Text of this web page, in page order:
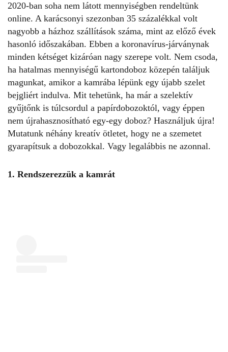
2020-ban soha nem látott mennyiségben rendeltünk
online. A karácsonyi szezonban 35 százalékkal volt
nagyobb a házhoz szállítások száma, mint az előző évek
hasonló időszakában. Ebben a koronavírus-járványnak
minden kétséget kizáróan nagy szerepe volt. Nem csoda,
ha hatalmas mennyiségű kartondoboz közepén találjuk
magunkat, amikor a kamrába lépünk egy újabb szelet
bejgliért indulva. Mit tehetünk, ha már a szelektív
gyűjtőnk is túlcsordul a papírdobozoktól, vagy éppen
nem újrahasznosítható egy-egy doboz? Használjuk újra!
Mutatunk néhány kreatív ötletet, hogy ne a szemetet
gyarapítsuk a dobozokkal. Vagy legalábbis ne azonnal.
1. Rendszerezzük a kamrát